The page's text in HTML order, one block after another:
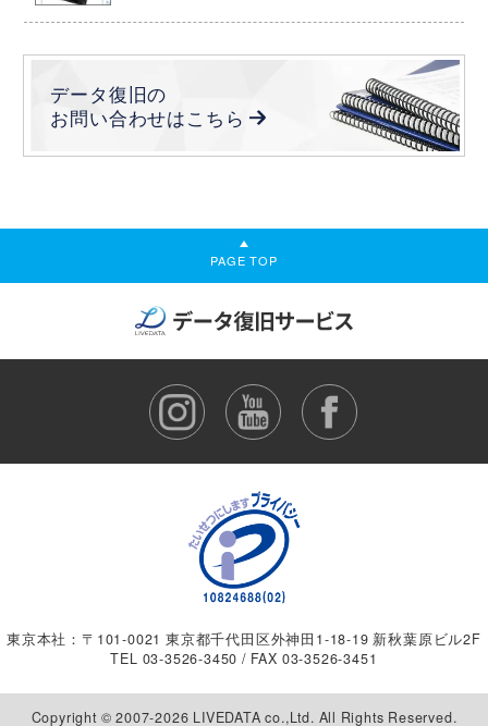
データ復旧の
お問い合わせはこちら
PAGE TOP
東京本社：〒101-0021 東京都千代田区外神田1-18-19 新秋葉原ビル2F
TEL 03-3526-3450 / FAX 03-3526-3451
Copyright © 2007-2026 LIVEDATA co.,Ltd. All Rights Reserved.